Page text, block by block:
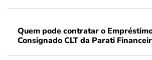
Quem pode contratar o
Consignado CLT da Parati